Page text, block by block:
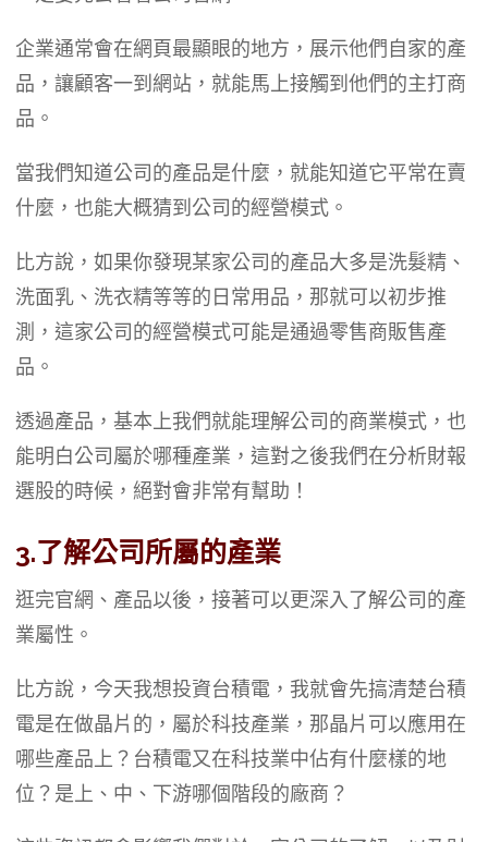
企業通常會在網頁最顯眼的地方，展示他們自家的產
品，讓顧客一到網站，就能馬上接觸到他們的主打商
品。
當我們知道公司的產品是什麼，就能知道它平常在賣
什麼，也能大概猜到公司的經營模式。
比方說，如果你發現某家公司的產品大多是洗髮精、
洗面乳、洗衣精等等的日常用品，那就可以初步推
測，這家公司的經營模式可能是通過零售商販售產
品。
透過產品，基本上我們就能理解公司的商業模式，也
能明白公司屬於哪種產業，這對之後我們在分析財報
選股的時候，絕對會非常有幫助！
3.了解公司所屬的產業
逛完官網、產品以後，接著可以更深入了解公司的產
業屬性。
比方說，今天我想投資台積電，我就會先搞清楚台積
電是在做晶片的，屬於科技產業，那晶片可以應用在
哪些產品上？台積電又在科技業中佔有什麼樣的地
位？是上、中、下游哪個階段的廠商？